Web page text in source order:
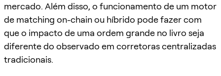
mercado. Além disso, o funcionamento de um motor
de matching on-chain ou híbrido pode fazer com
que o impacto de uma ordem grande no livro seja
diferente do observado em corretoras centralizadas
tradicionais.